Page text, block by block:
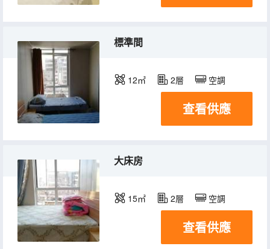
標準間
12㎡ 2層 空調
查看供應
大床房
15㎡ 2層 空調
查看供應